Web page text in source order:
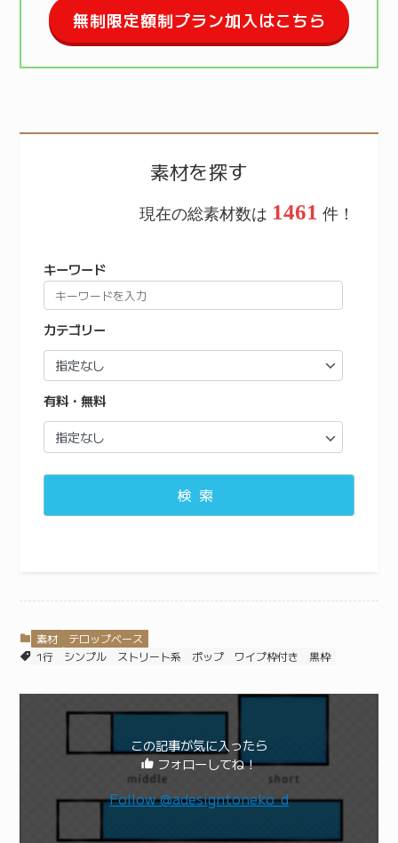
無制限定額制プラン加入はこちら
素材を探す
現在の総素材数は 1461 件！
キーワード
カテゴリー
有料・無料
検索
素材
テロップベース
1行
シンプル ストリート系 ポップ ワイプ枠付き 黒枠
この記事が気に入ったら
フォローしてね！
Follow @adesigntoneko_d